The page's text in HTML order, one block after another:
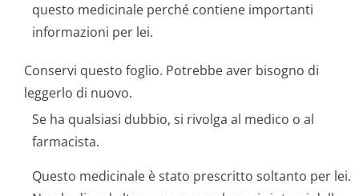
questo medicinale perché contiene importanti
informazioni per lei.
Conservi questo foglio. Potrebbe aver bisogno di
leggerlo di nuovo.
Se ha qualsiasi dubbio, si rivolga al medico o al
farmacista.
Questo medicinale è stato prescritto soltanto per lei.